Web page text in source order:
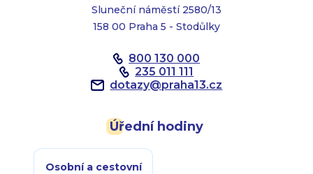
Sluneční náměstí 2580/13
158 00 Praha 5 - Stodůlky
800 130 000
235 011 111
dotazy@praha13.cz
Úřední hodiny
Osobní a cestovní